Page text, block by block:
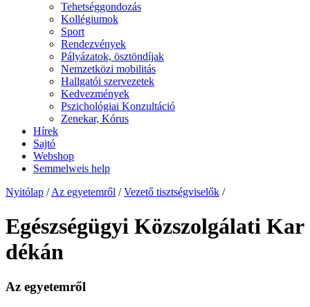
Tehetséggondozás
Kollégiumok
Sport
Rendezvények
Pályázatok, ösztöndíjak
Nemzetközi mobilitás
Hallgatói szervezetek
Kedvezmények
Pszichológiai Konzultáció
Zenekar, Kórus
Hírek
Sajtó
Webshop
Semmelweis help
Nyitólap /Az egyetemről / Vezető tisztségviselők /
Egészségügyi Közszolgálati Kar
dékán
Az egyetemről